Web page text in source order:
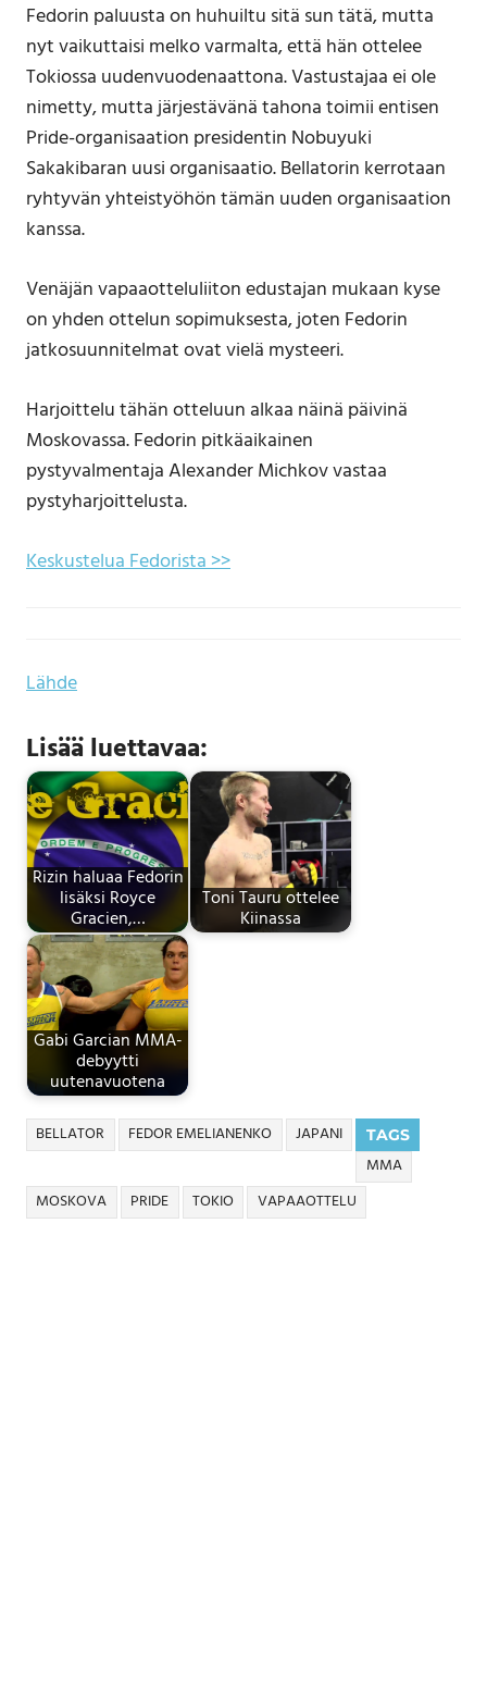
Fedorin paluusta on huhuiltu sitä sun tätä, mutta
nyt vaikuttaisi melko varmalta, että hän ottelee
Tokiossa uudenvuodenaattona. Vastustajaa ei ole
nimetty, mutta järjestävänä tahona toimii entisen
Pride-organisaation presidentin Nobuyuki
Sakakibaran uusi organisaatio. Bellatorin kerrotaan
ryhtyvän yhteistyöhön tämän uuden organisaation
kanssa.
Venäjän vapaaotteluliiton edustajan mukaan kyse
on yhden ottelun sopimuksesta, joten Fedorin
jatkosuunnitelmat ovat vielä mysteeri.
Harjoittelu tähän otteluun alkaa näinä päivinä
Moskovassa. Fedorin pitkäaikainen
pystyvalmentaja Alexander Michkov vastaa
pystyharjoittelusta.
Keskustelua Fedorista >>
Lähde
Lisää luettavaa:
Rizin haluaa Fedorin
lisäksi Royce
Gracien,…
Toni Tauru ottelee
Kiinassa
Gabi Garcian MMA-
debyytti
uutenavuotena
TAGS
BELLATOR FEDOR EMELIANENKO
JAPANI
MMA
MOSKOVA
PRIDE TOKIO VAPAAOTTELU